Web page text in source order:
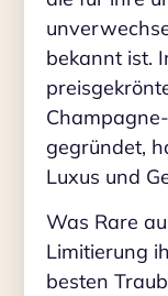
bekannt ist.
gegründet,
Luxus und
Was Rare
Limitierung
besten